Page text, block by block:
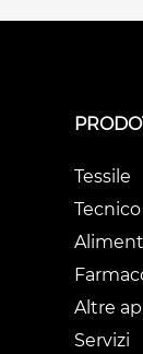
Tessile
Tecnico
Altre
Servizi